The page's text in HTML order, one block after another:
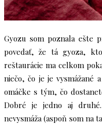
Gyozu som poznala ešte
povedať, že tá gyoza,
reštaurácie ma celkom
niečo, čo je je vysmážané
omáčke s tým, čo
Dobré je jedno aj
nevysmáža (aspoň som na